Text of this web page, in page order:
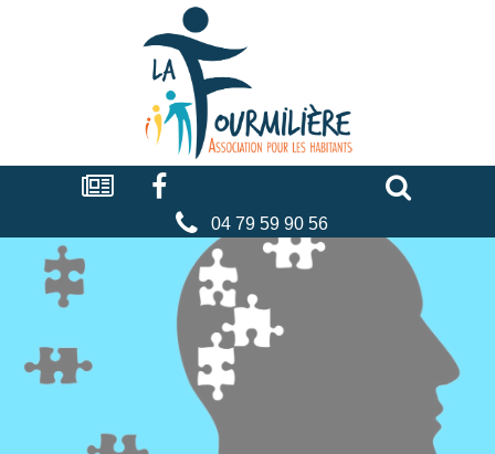
La
fourmilière
Actualités Facebook
04 79 59 90 56
Cookies management panel